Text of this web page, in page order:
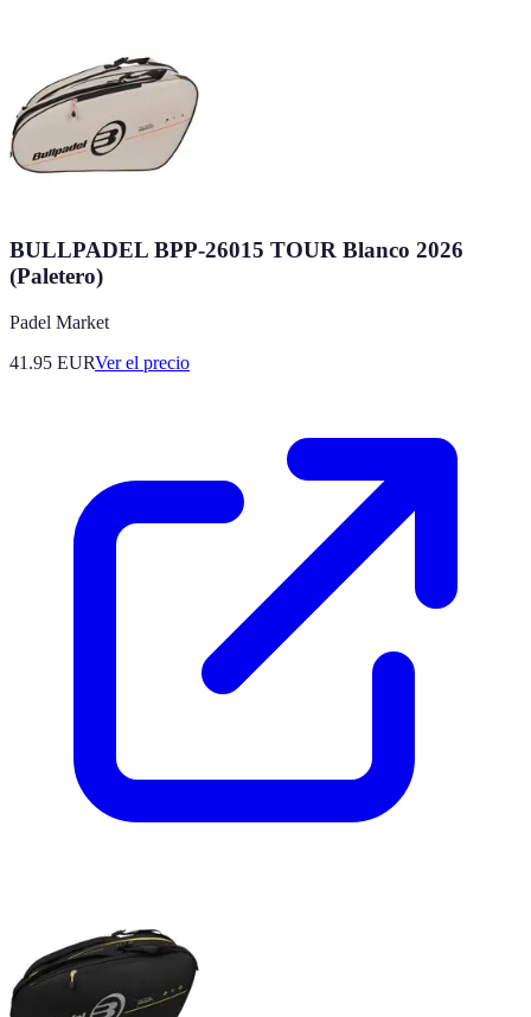
BULLPADEL BPP-26015 TOUR Blanco 2026
(Paletero)
Padel Market
41.95 EURVer el precio